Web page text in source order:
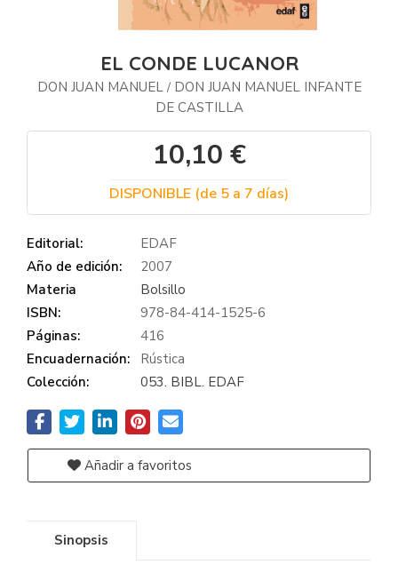
EL CONDE LUCANOR
DON JUAN MANUEL/ DON JUAN MANUEL INFANTE
DE CASTILLA
10,10 €
DISPONIBLE (de 5 a 7 días)
Editorial:
EDAF
Año de edición:
2007
Materia
Bolsillo
ISBN:
978-84-414-1525-6
Páginas:
416
Encuadernación:
Rústica
Colección:
053. BIBL. EDAF
Añadir a favoritos
Sinopsis